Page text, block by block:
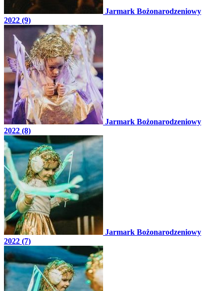
Jarmark Bożonarodzeniowy
2022 (9)
Jarmark Bożonarodzeniowy
2022 (8)
Jarmark Bożonarodzeniowy
2022 (7)